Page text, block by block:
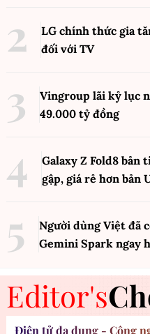
LG chính thức gia
đối với TV
Vingroup lãi kỷ lục
49.000 tỷ đồng
Galaxy Z Fold8 bản
gập, giá rẻ hơn bản
Người dùng Việt đã
Gemini Spark ngay
Editor's
Điện tử đa dụng - Công